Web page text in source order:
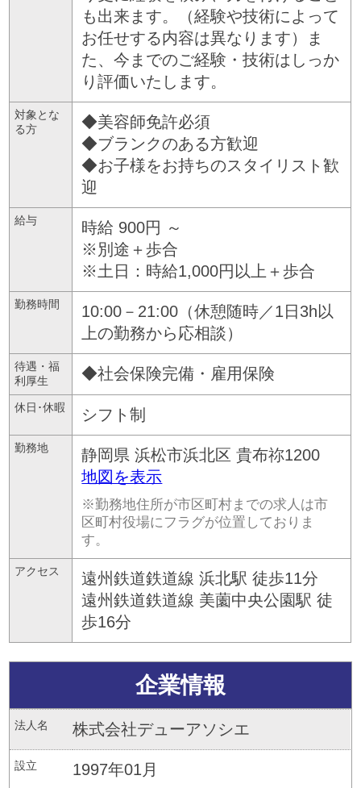
も出来ます。（経験や技術によって
お任せする内容は異なります）ま
た、今までのご経験・技術はしっか
り評価いたします。
対象とな
る方
◆美容師免許必須
◆ブランクのある方歓迎
◆お子様をお持ちのスタイリスト歓
迎
給与
時給 900円 ～
※別途＋歩合
※土日：時給1,000円以上＋歩合
勤務時間
10:00－21:00（休憩随時／1日3h以
上の勤務から応相談）
待遇・福
利厚生
◆社会保険完備・雇用保険
休日･休暇 シフト制
勤務地 静岡県 浜松市浜北区 貴布祢1200
地図を表示
※勤務地住所が市区町村までの求人は市
区町村役場にフラグが位置しておりま
す。
アクセス
遠州鉄道鉄道線 浜北駅 徒歩11分
遠州鉄道鉄道線 美薗中央公園駅 徒
歩16分
企業情報
法人名 株式会社デューアソシエ
設立 1997年01月